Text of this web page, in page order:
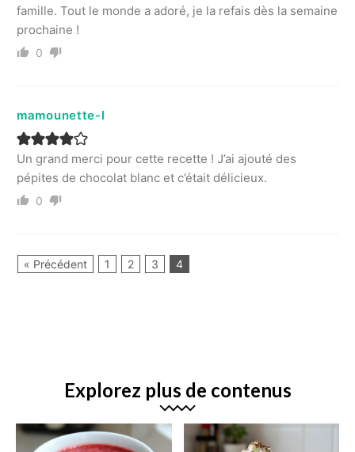
famille. Tout le monde a adoré, je la refais dès la semaine
prochaine !
0
mamounette-l
Un grand merci pour cette recette ! J’ai ajouté des
pépites de chocolat blanc et c’était délicieux.
0
« Précédent 1 2 3 4
Explorez plus de contenus